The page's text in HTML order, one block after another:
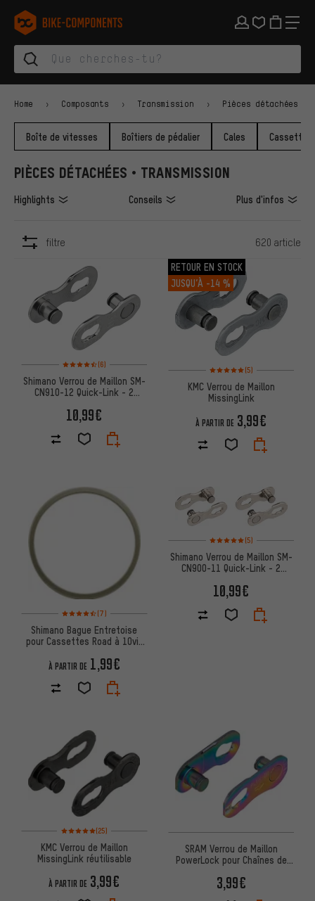
Aller à la navigation principale
Aller à la navigation des catégories
Aller au contenu
Aller aux marques et à la newsletter
Aller au pied de page
bike-components.de Page d'accueil
Home Composants Transmission Pièces détachées
Boîte de vitesses Boîtiers de pédalier Cales Cassettes
PIÈCES DÉTACHÉES • TRANSMISSION
Highlights Conseils Plus d'infos
filtre 620 article
Note moyenne : 4,5 sur 5 d'après 6 avis
(6)
Shimano Verrou de Maillon SM-
CN910-12 Quick-Link - 2
10,99€
RETOUR EN STOCK
JUSQU’À -14 %
Note moyenne : 5 sur 5
(5)
KMC Verrou de Maillon
MissingLink
À PARTIR DE 3,99€
Note moyenne : 4,5 sur 5 d'après 7 avis
(7)
Shimano Bague Entretoise
pour Cassettes Road à 10vit
À PARTIR DE 1,99€
Note moyenne : 5 sur 5
(5)
Shimano Verrou de Maillon SM-
CN900-11 Quick-Link - 2
10,99€
Note moyenne : 5 sur 5 d'après 25 avis
(25)
KMC Verrou de Maillon
MissingLink réutilisable
À PARTIR DE 3,99€
SRAM Verrou de Maillon
PowerLock pour Chaînes de
3,99€